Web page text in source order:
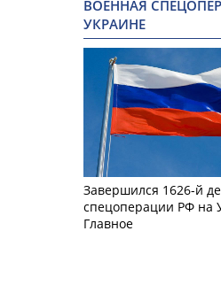
ВОЕННАЯ
УКРАИНЕ
Завершился 1626-й
спецоперации РФ на
Главное